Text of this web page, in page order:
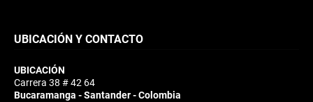
UBICACIÓN Y CONTACTO
UBICACIÓN
Carrera 38 # 42 64
Bucaramanga - Santander - Colombia